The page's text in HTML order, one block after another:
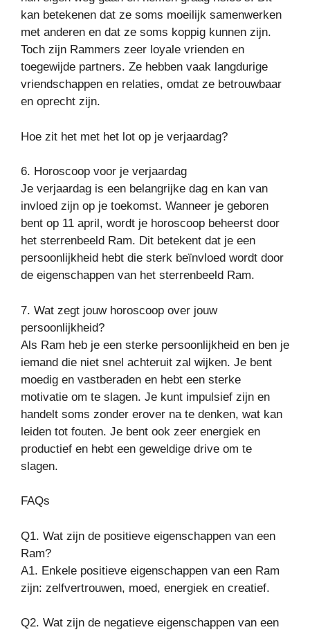
kan betekenen dat ze soms moeilijk samenwerken
met anderen en dat ze soms koppig kunnen zijn.
Toch zijn Rammers zeer loyale vrienden en
toegewijde partners. Ze hebben vaak langdurige
vriendschappen en relaties, omdat ze betrouwbaar
en oprecht zijn.
Hoe zit het met het lot op je verjaardag?
6. Horoscoop voor je verjaardag
Je verjaardag is een belangrijke dag en kan van
invloed zijn op je toekomst. Wanneer je geboren
bent op 11 april, wordt je horoscoop beheerst door
het sterrenbeeld Ram. Dit betekent dat je een
persoonlijkheid hebt die sterk beïnvloed wordt door
de eigenschappen van het sterrenbeeld Ram.
7. Wat zegt jouw horoscoop over jouw
persoonlijkheid?
Als Ram heb je een sterke persoonlijkheid en ben je
iemand die niet snel achteruit zal wijken. Je bent
moedig en vastberaden en hebt een sterke
motivatie om te slagen. Je kunt impulsief zijn en
handelt soms zonder erover na te denken, wat kan
leiden tot fouten. Je bent ook zeer energiek en
productief en hebt een geweldige drive om te
slagen.
FAQs
Q1. Wat zijn de positieve eigenschappen van een
Ram?
A1. Enkele positieve eigenschappen van een Ram
zijn: zelfvertrouwen, moed, energiek en creatief.
Q2. Wat zijn de negatieve eigenschappen van een